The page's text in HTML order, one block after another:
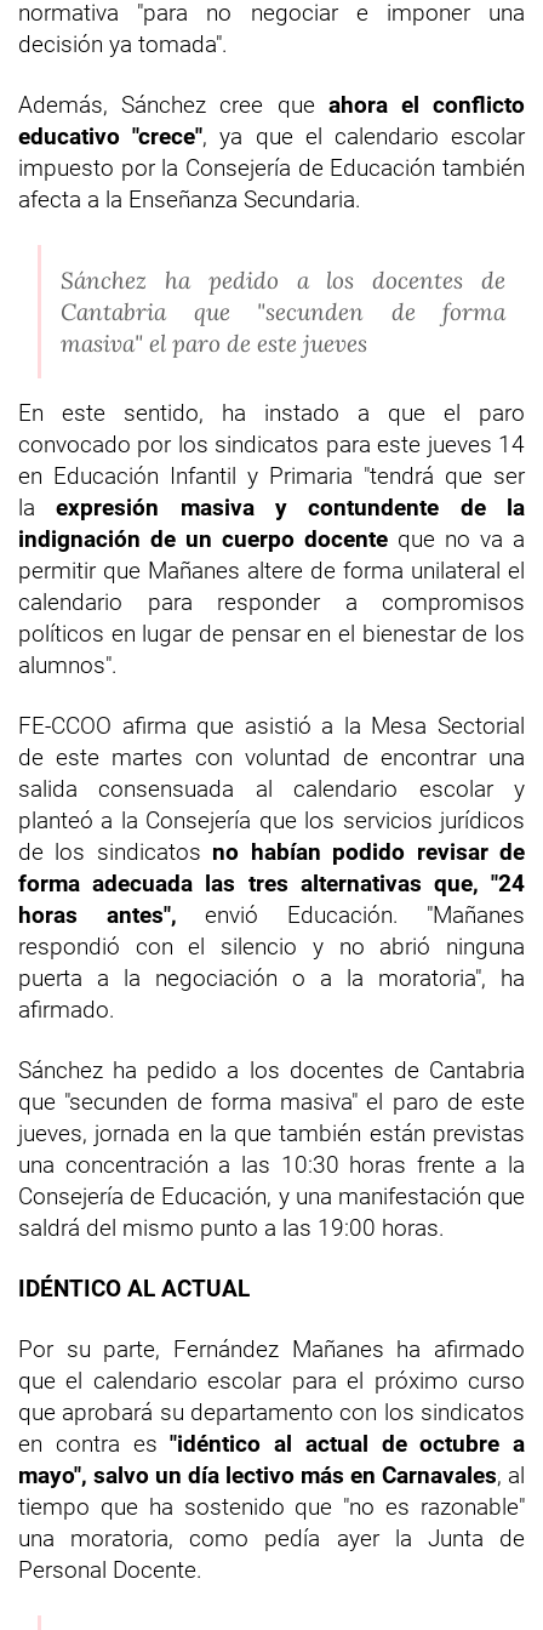
normativa "para no negociar e imponer una
decisión ya tomada".
Además, Sánchez cree que ahora el conflicto
educativo "crece", ya que el calendario escolar
impuesto por la Consejería de Educación también
afecta a la Enseñanza Secundaria.
Sánchez ha pedido a los docentes de
Cantabria que "secunden de forma
masiva" el paro de este jueves
En este sentido, ha instado a que el paro
convocado por los sindicatos para este jueves 14
en Educación Infantil y Primaria "tendrá que ser
laexpresión masiva y contundente de la
indignación de un cuerpo docente que no va a
permitir que Mañanes altere de forma unilateral el
calendario para responder a compromisos
políticos en lugar de pensar en el bienestar de los
alumnos".
FE-CCOO afirma que asistió a la Mesa Sectorial
de este martes con voluntad de encontrar una
salida consensuada al calendario escolar y
planteó a la Consejería que los servicios jurídicos
de los sindicatos no habían podido revisar de
forma adecuada las tres alternativas que, "24
horas antes", envió Educación. "Mañanes
respondió con el silencio y no abrió ninguna
puerta a la negociación o a la moratoria", ha
afirmado.
Sánchez ha pedido a los docentes de Cantabria
que "secunden de forma masiva" el paro de este
jueves, jornada en la que también están previstas
una concentración a las 10:30 horas frente a la
Consejería de Educación, y una manifestación que
saldrá del mismo punto a las 19:00 horas.
IDÉNTICO AL ACTUAL
Por su parte, Fernández Mañanes ha afirmado
que el calendario escolar para el próximo curso
que aprobará su departamento con los sindicatos
en contra es"idéntico al actual de octubre a
mayo", salvo un día lectivo más en Carnavales, al
tiempo que ha sostenido que "no es razonable"
una moratoria, como pedía ayer la Junta de
Personal Docente.